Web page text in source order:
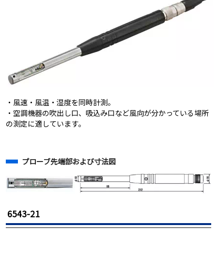
・風速・風温・湿度を同時計測。
・空調機器の吹出し口、吸込み口など風向が分かっている場所
の測定に適しています。
プローブ先端部および寸法図
6543-21